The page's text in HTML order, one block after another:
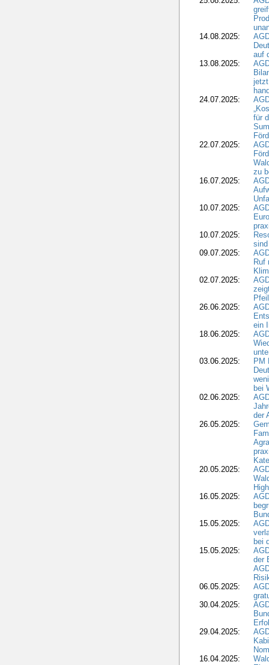
14.08.2025:
auf
13.08.2025:
24.07.2025:
für
22.07.2025:
zu
16.07.2025:
10.07.2025:
10.07.2025:
09.07.2025:
Ruf
02.07.2025:
26.06.2025:
ein
18.06.2025:
03.06.2025:
PM
bei
02.06.2025:
der
26.05.2025:
20.05.2025:
16.05.2025:
15.05.2025:
bei
15.05.2025:
der
06.05.2025:
30.04.2025:
29.04.2025:
16.04.2025: